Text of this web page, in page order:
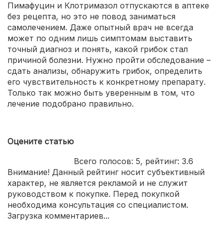
Пимафуцин и Клотримазол отпускаются в аптеке
без рецепта, но это не повод заниматься
самолечением. Даже опытный врач не всегда
может по одним лишь симптомам выставить
точный диагноз и понять, какой грибок стал
причиной болезни. Нужно пройти обследование –
сдать анализы, обнаружить грибок, определить
его чувствительность к конкретному препарату.
Только так можно быть уверенным в том, что
лечение подобрано правильно.
Оцените статью
Всего голосов: 5, рейтинг: 3.6
Внимание! Данный рейтинг носит субъективный
характер, не является рекламой и не служит
руководством к покупке. Перед покупкой
необходима консультация со специалистом.
Загрузка комментариев...